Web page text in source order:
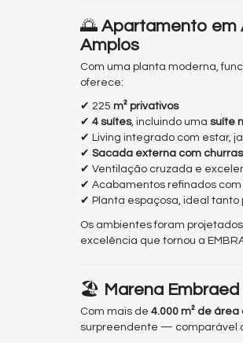
🌅 Apartamento em
Amplos
Com uma planta moderna,
oferece:
✔ 225 m² privativos
✔ 4 suítes, incluindo uma suíte
✔ Living integrado com estar,
✔ Sacada externa com
✔ Ventilação cruzada e
✔ Acabamentos refinados com
✔ Planta espaçosa, ideal
Os ambientes foram
excelência que tornou a
🏖 Marena
Com mais de 4.000 m² de área
surpreendente — comparável